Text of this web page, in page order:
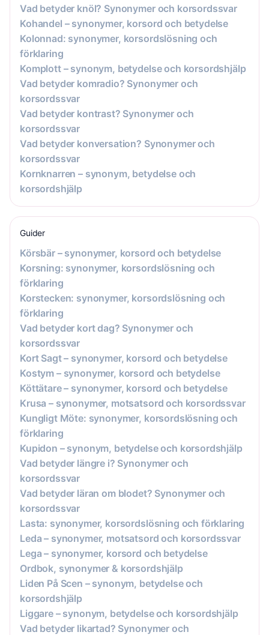
Vad betyder knöl? Synonymer och korsordssvar
Kohandel – synonymer, korsord och betydelse
Kolonnad: synonymer, korsordslösning och
förklaring
Komplott – synonym, betydelse och korsordshjälp
Vad betyder komradio? Synonymer och
korsordssvar
Vad betyder kontrast? Synonymer och
korsordssvar
Vad betyder konversation? Synonymer och
korsordssvar
Kornknarren – synonym, betydelse och
korsordshjälp
Guider
Körsbär – synonymer, korsord och betydelse
Korsning: synonymer, korsordslösning och
förklaring
Korstecken: synonymer, korsordslösning och
förklaring
Vad betyder kort dag? Synonymer och
korsordssvar
Kort Sagt – synonymer, korsord och betydelse
Kostym – synonymer, korsord och betydelse
Köttätare – synonymer, korsord och betydelse
Krusa – synonymer, motsatsord och korsordssvar
Kungligt Möte: synonymer, korsordslösning och
förklaring
Kupidon – synonym, betydelse och korsordshjälp
Vad betyder längre i? Synonymer och
korsordssvar
Vad betyder läran om blodet? Synonymer och
korsordssvar
Lasta: synonymer, korsordslösning och förklaring
Leda – synonymer, motsatsord och korsordssvar
Lega – synonymer, korsord och betydelse
Ordbok, synonymer & korsordshjälp
Liden På Scen – synonym, betydelse och
korsordshjälp
Liggare – synonym, betydelse och korsordshjälp
Vad betyder likartad? Synonymer och